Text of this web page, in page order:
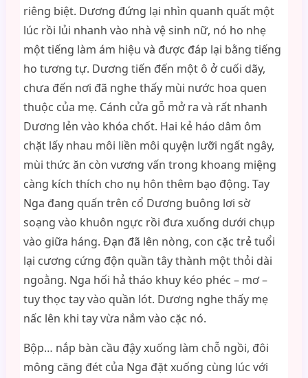
riêng biệt. Dương đứng lại nhìn quanh quất một
lúc rồi lủi nhanh vào nhà vệ sinh nữ, nó ho nhẹ
một tiếng làm ám hiệu và được đáp lại bằng tiếng
ho tương tự. Dương tiến đến một ô ở cuối dãy,
chưa đến nơi đã nghe thấy mùi nước hoa quen
thuộc của mẹ. Cánh cửa gỗ mở ra và rất nhanh
Dương lẻn vào khóa chốt. Hai kẻ háo dâm ôm
chặt lấy nhau môi liền môi quyện lưỡi ngất ngây,
mùi thức ăn còn vương vấn trong khoang miệng
càng kích thích cho nụ hôn thêm bạo động. Tay
Nga đang quấn trên cổ Dương buông lơi sờ
soạng vào khuôn ngực rồi đưa xuống dưới chụp
vào giữa háng. Đạn đã lên nòng, con cặc trẻ tuổi
lại cương cứng độn quần tây thành một thỏi dài
ngoằng. Nga hối hả tháo khuy kéo phéc – mơ –
tuy thọc tay vào quần lót. Dương nghe thấy mẹ
nấc lên khi tay vừa nắm vào cặc nó.
Bộp… nắp bàn cầu đậy xuống làm chỗ ngồi, đôi
mông căng đét của Nga đặt xuống cùng lúc với